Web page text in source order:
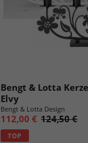
Bengt & Lotta
Elvy
Bengt & Lotta Design
112,00 € 124,50 €
TOP